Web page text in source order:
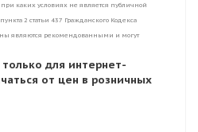
каких условиях не является публичной
2 статьи 437 Гражданского Кодекса
являются рекомендованными и могут
для интернет-
от цен в розничных